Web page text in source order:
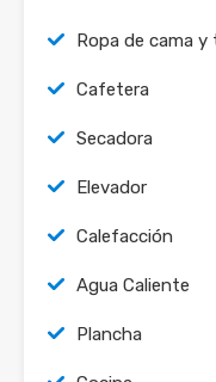
Ropa de cama y
Cafetera
Secadora
Elevador
Calefacción
Agua Caliente
Plancha